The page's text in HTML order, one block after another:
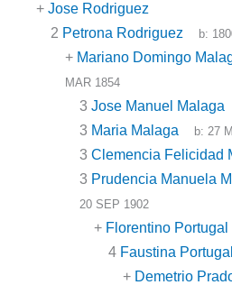
+ Jose Rodriguez
2 Petrona Rodriguez b:
+ Mariano Domingo
MAR 1854
3 Jose Manuel Malaga
3 Maria Malaga b:27
3 Clemencia Felicidad
3 Prudencia Manuela
20 SEP 1902
+ Florentino Portugal
4 Faustina Portugal
+ Demetrio